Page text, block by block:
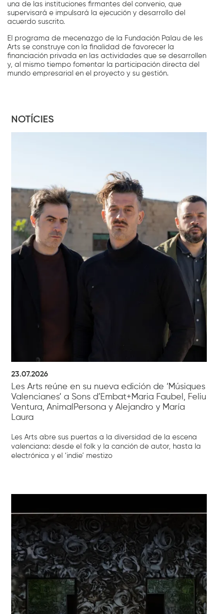
una de las instituciones firmantes del convenio, que
supervisará e impulsará la ejecución y desarrollo del
acuerdo suscrito.
El programa de mecenazgo de la Fundación Palau de les
Arts se construye con la finalidad de favorecer la
financiación privada en las actividades que se desarrollen
y, al mismo tiempo fomentar la participación directa del
mundo empresarial en el proyecto y su gestión.
NOTÍCIES
23.07.2026
Les Arts reúne en su nueva edición de ‘Músiques
Valencianes’ a Sons d’Embat+Maria Faubel, Feliu
Ventura, AnimalPersona y Alejandro y María
Laura
Les Arts abre sus puertas a la diversidad de la escena
valenciana: desde el folk y la canción de autor, hasta la
electrónica y el ‘indie’ mestizo